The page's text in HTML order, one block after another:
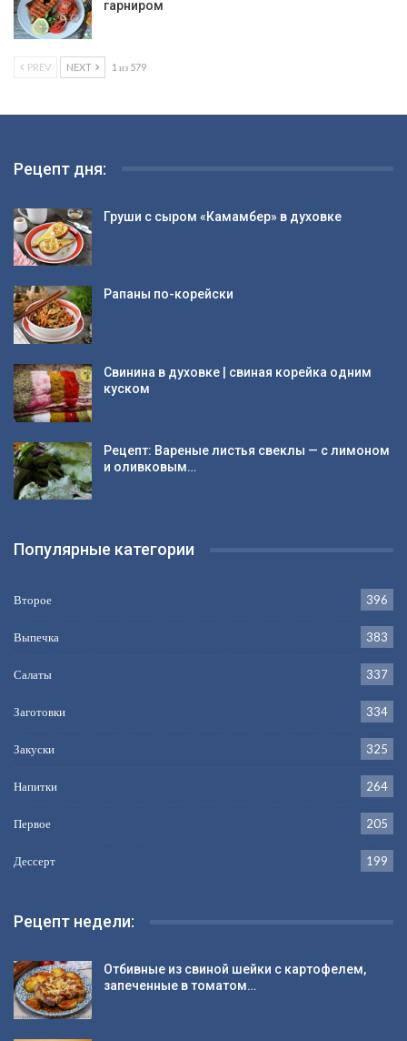
гарниром
PREV NEXT 1 из 579
Рецепт дня:
Груши с сыром «Камамбер» в духовке
Рапаны по-корейски
Свинина в духовке | свиная корейка одним
куском
Рецепт: Вареные листья свеклы — с лимоном
и оливковым…
Популярные категории
Второе 396
Выпечка 383
Салаты 337
Заготовки 334
Закуски 325
Напитки 264
Первое 205
Дессерт 199
Рецепт недели:
Отбивные из свиной шейки с картофелем,
запеченные в томатом…